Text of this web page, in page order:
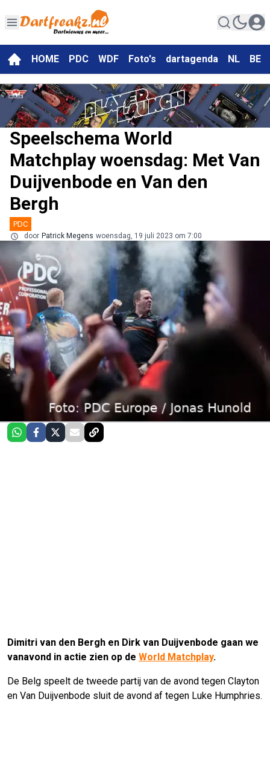
HOME PDC WDF Foto's dartagenda NL BE
Speelschema World
Matchplay woensdag: Met Van
Duijvenbode en Van den
Bergh
PDC
door Patrick Megens woensdag, 19 juli 2023 om 7:00
Dimitri van den Bergh en Dirk van Duijvenbode gaan we
vanavond in actie zien op de World Matchplay.
De Belg speelt de tweede partij van de avond tegen Clayton
en Van Duijvenbode sluit de avond af tegen Luke Humphries.